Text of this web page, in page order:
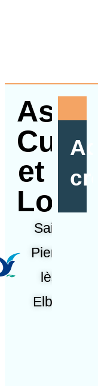
et
Saint-
Pierre-
lès-
Elbeuf